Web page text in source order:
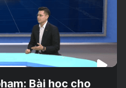
Bài học cho